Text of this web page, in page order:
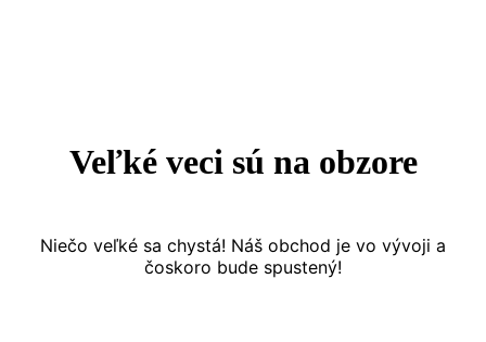
Veľké veci sú na obzore
Niečo veľké sa chystá! Náš obchod je vo vývoji a
čoskoro bude spustený!